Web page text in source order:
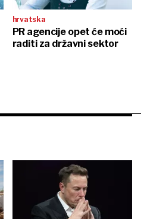
hrvatska
PR agencije opet će moći
raditi za državni sektor